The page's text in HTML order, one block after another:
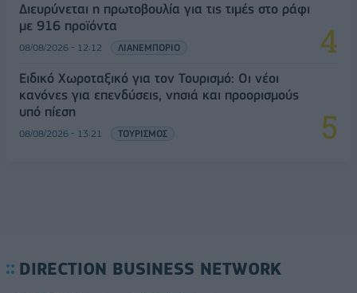
Διευρύνεται η πρωτοβουλία για τις τιμές στο ράφι
με 916 προϊόντα
08/08/2026 - 12:12 ΛΙΑΝΕΜΠΟΡΙΟ
Ειδικό Χωροταξικό για τον Τουρισμό: Οι νέοι
κανόνες για επενδύσεις, νησιά και προορισμούς
υπό πίεση
08/08/2026 - 13:21 ΤΟΥΡΙΣΜΟΣ
DIRECTION BUSINESS NETWORK